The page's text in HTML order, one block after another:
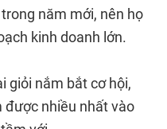
năm mới, nên họ
kinh doanh lớn.
giỏi nắm bắt cơ hội,
được nhiều nhất vào